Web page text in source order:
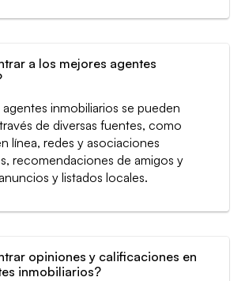
a los mejores agentes
inmobiliarios se pueden
de diversas fuentes, como
línea, redes y asociaciones
recomendaciones de amigos y
y listados locales.
opiniones y calificaciones en
inmobiliarios?